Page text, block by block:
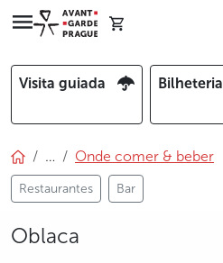
Visita guiada Bilheteria
… Onde comer & beber
Restaurantes Bar
Oblaca